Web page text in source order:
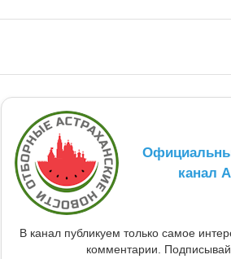
канал
В канал публикуем только самое
комментарии.